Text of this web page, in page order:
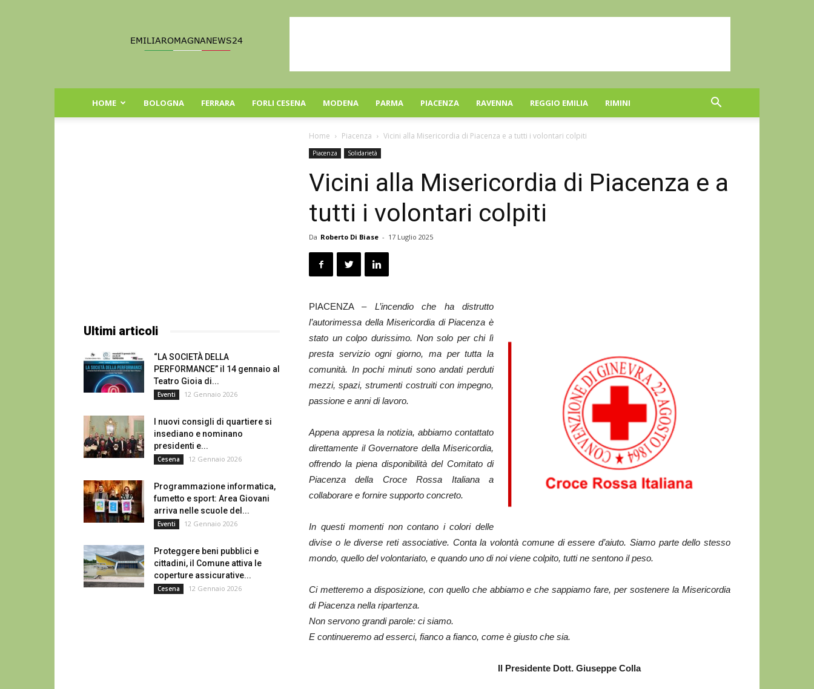
Romagna
HOME BOLOGNA FERRARA FORLI CESENA MODENA PARMA PIACENZA RAVENNA REGGIO EMILIA RIMINI
Home Piacenza Vicini alla Misericordia di Piacenza e a tutti i volontari colpiti
Piacenza Solidarietà
Vicini alla Misericordia di Piacenza e a
tutti i volontari colpiti
Da Roberto Di Biase - 17 Luglio 2025
PIACENZA – L’incendio che ha distrutto
l’autorimessa della Misericordia di Piacenza è
stato un colpo durissimo. Non solo per chi lì
presta servizio ogni giorno, ma per tutta la
comunità. In pochi minuti sono andati perduti
mezzi, spazi, strumenti costruiti con impegno,
passione e anni di lavoro.
Appena appresa la notizia, abbiamo contattato
direttamente il Governatore della Misericordia,
offrendo la piena disponibilità del Comitato di
Piacenza della Croce Rossa Italiana a
collaborare e fornire supporto concreto.
In questi momenti non contano i colori delle
divise o le diverse reti associative. Conta la volontà comune di essere d’aiuto. Siamo parte dello stesso
mondo, quello del volontariato, e quando uno di noi viene colpito, tutti ne sentono il peso.
Ci metteremo a disposizione, con quello che abbiamo e che sappiamo fare, per sostenere la Misericordia
di Piacenza nella ripartenza.
Non servono grandi parole: ci siamo.
E continueremo ad esserci, fianco a fianco, come è giusto che sia.
Il Presidente Dott. Giuseppe Colla
Ultimi articoli
“LA SOCIETÀ DELLA
PERFORMANCE” il 14 gennaio al
Teatro Gioia di...
Eventi 12 Gennaio 2026
I nuovi consigli di quartiere si
insediano e nominano
presidenti e...
Cesena 12 Gennaio 2026
Programmazione informatica,
fumetto e sport: Area Giovani
arriva nelle scuole del...
Eventi 12 Gennaio 2026
Proteggere beni pubblici e
cittadini, il Comune attiva le
coperture assicurative...
Cesena 12 Gennaio 2026